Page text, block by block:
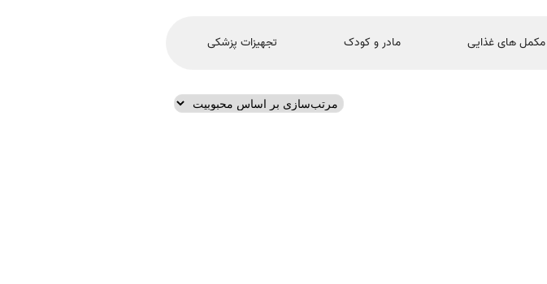
مکمل های غذایی مادر و کودک تجهیزات پزشکی